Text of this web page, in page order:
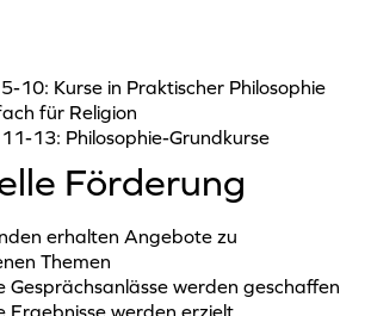
10: Kurse in Praktischer Philosophie
für Religion
13: Philosophie-Grundkurse
Förderung
erhalten Angebote zu
Themen
Gesprächsanlässe werden geschaffen
Ergebnisse werden erzielt